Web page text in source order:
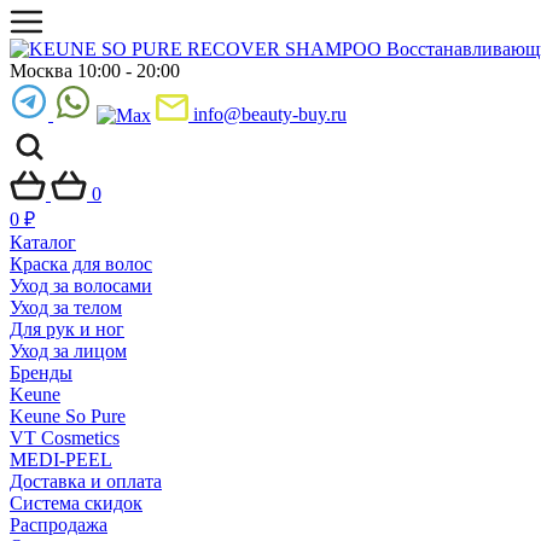
Москва 10:00 - 20:00
info@beauty-buy.ru
0
0 ₽
Каталог
Краска для волос
Уход за волосами
Уход за телом
Для рук и ног
Уход за лицом
Бренды
Keune
Keune So Pure
VT Cosmetics
MEDI-PEEL
Доставка и оплата
Система скидок
Распродажа